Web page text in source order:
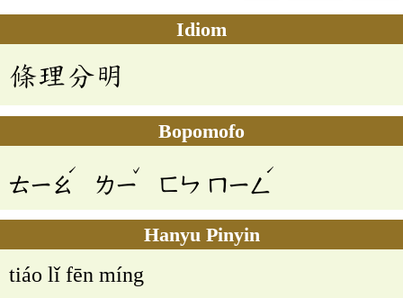
Idiom
條理分明
Bopomofo
ㄊㄧㄠ
ˊ
ㄌㄧ
ˇ
ㄈㄣ ㄇㄧㄥ
ˊ
Hanyu Pinyin
tiáo lǐ fēn míng